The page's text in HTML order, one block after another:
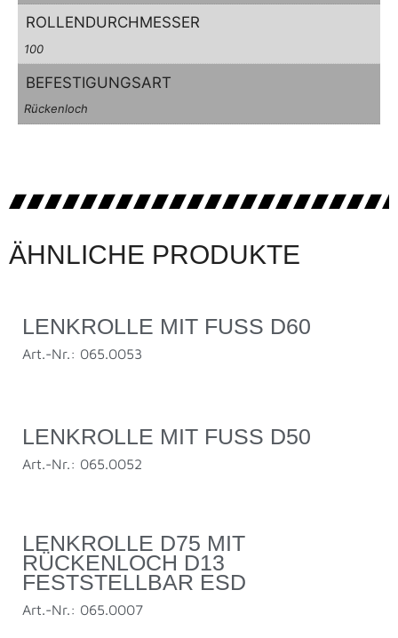
ROLLENDURCHMESSER
100
BEFESTIGUNGSART
Rückenloch
ÄHNLICHE PRODUKTE
LENKROLLE MIT FUSS D60
Art.-Nr.: 065.0053
LENKROLLE MIT FUSS D50
Art.-Nr.: 065.0052
LENKROLLE D75 MIT
RÜCKENLOCH D13
FESTSTELLBAR ESD
Art.-Nr.: 065.0007